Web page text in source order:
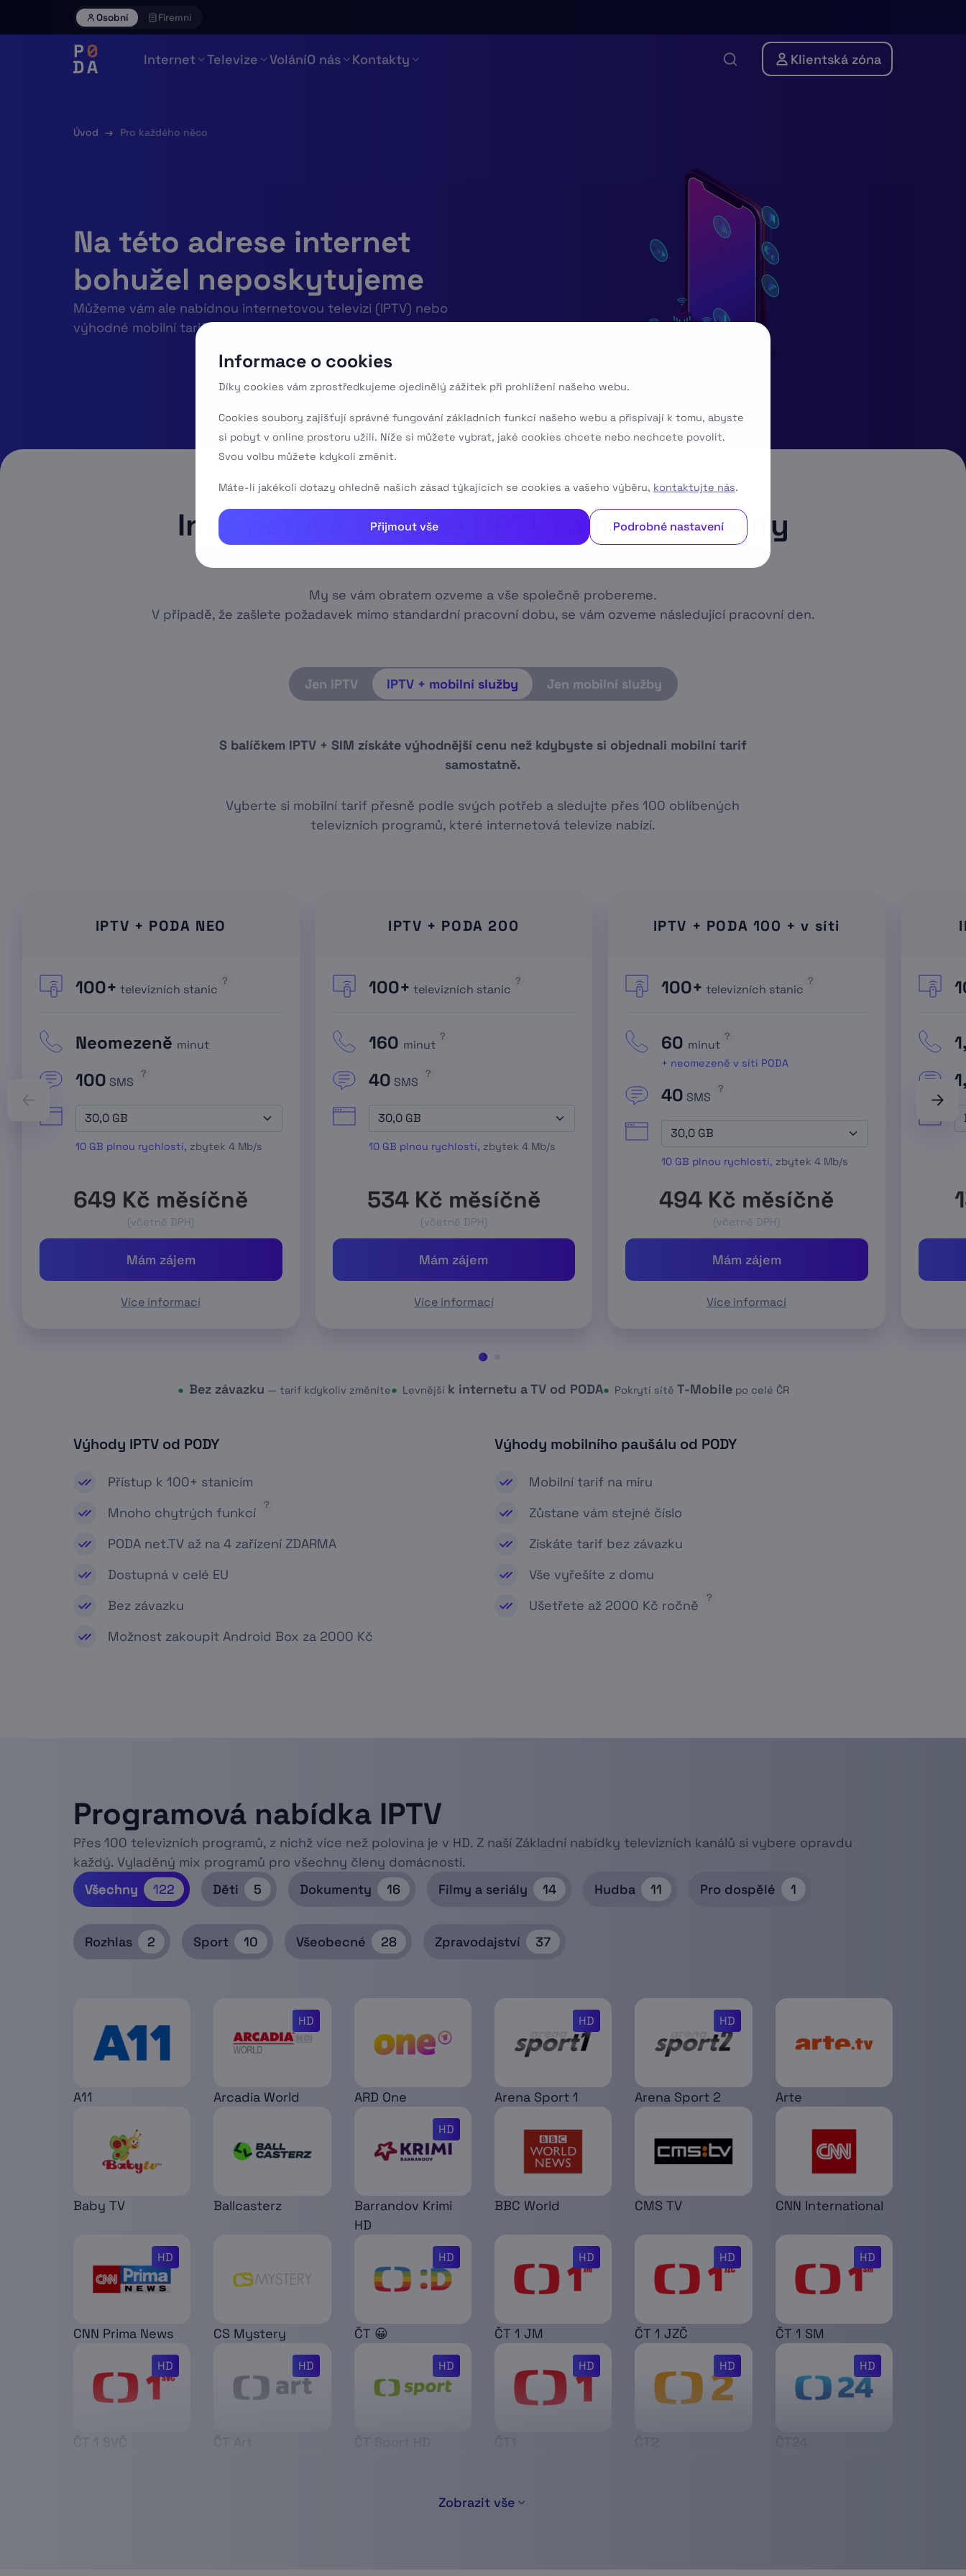
Osobní Firemní
Internet Televize VoláníO nás Kontakty Klientská zóna
Úvod → Pro každého něco
Na této adrese internet
bohužel neposkytujeme
Můžeme vám ale nabídnou internetovou televizi (IPTV) nebo
výhodné mobilní tarify. V nabídce máme pro každého něco.
Internetová televize (IPTV) a mobilní tarify
My se vám obratem ozveme a vše společně probereme.
V případě, že zašlete požadavek mimo standardní pracovní dobu, se vám ozveme následující pracovní den.
Jen IPTV IPTV + mobilní služby Jen mobilní služby
S balíčkem IPTV + SIM získáte výhodnější cenu než kdybyste si objednali mobilní tarif
samostatně.
Vyberte si mobilní tarif přesně podle svých potřeb a sledujte přes 100 oblíbených
televizních programů, které internetová televize nabízí.
IPTV + PODA NEO
100+ televizních stanic
?
Neomezeně minut
100 SMS
?
10 GB plnou rychlostí, zbytek 4 Mb/s
649 Kč měsíčně
(včetně DPH)
Mám zájem
Více informací
IPTV + PODA 200
100+ televizních stanic
?
160 minut
?
40 SMS
?
10 GB plnou rychlostí, zbytek 4 Mb/s
534Kč měsíčně
(včetně DPH)
Mám zájem
Více informací
IPTV + PODA 100 + v síti
100+ televizních stanic
?
60 minut
?
+ neomezeně v síti PODA
40 SMS
?
10 GB plnou rychlostí, zbytek 4 Mb/s
494 Kč měsíčně
(včetně DPH)
Mám zájem
Více informací
● Bez závazku — tarif kdykoliv změníte● Levnější k internetu a TV od PODA● Pokrytí sítě T-Mobilepo celé ČR
Výhody IPTV od PODY
Přístup k 100+ stanicím
Mnoho chytrých funkcí
?
PODA net.TV až na 4 zařízení ZDARMA
Dostupná v celé EU
Bez závazku
Možnost zakoupit Android Box za 2000 Kč
Výhody mobilního paušálu od PODY
Mobilní tarif na míru
Zůstane vám stejné číslo
Získáte tarif bez závazku
Vše vyřešíte z domu
Ušetřete až 2000 Kč ročně
?
Programová nabídka IPTV
Přes 100 televizních programů, z nichž více než polovina je v HD. Z naší Základní nabídky televizních kanálů si vybere opravdu
každý. Vyladěný mix programů pro všechny členy domácnosti.
Všechny
122 Děti 5 Dokumenty 16 Filmy a seriály 14 Hudba 11 Pro dospělé 1
Rozhlas 2 Sport 10 Všeobecné 28 Zpravodajství 37
A11 Arcadia World
HD
ARD One Arena Sport 1
HD
Arena Sport 2
HD
Arte
Baby TV Ballcasterz
Barrandov Krimi
HD
HD
BBC World CMS TV CNN International
CNN Prima News
HD
CS Mystery ČT 😀
HD
ČT 1 JM
HD
ČT 1 JZČ
HD
ČT 1 SM
HD
HD HD HD HD HD HD
Zobrazit vše
Informace o cookies
Díky cookies vám zprostředkujeme ojedinělý zážitek při prohlížení našeho webu.
Cookies soubory zajišťují správné fungování základních funkcí našeho webu a přispívají k tomu, abyste
si pobyt v online prostoru užili. Níže si můžete vybrat, jaké cookies chcete nebo nechcete povolit.
Svou volbu můžete kdykoli změnit.
Máte-li jakékoli dotazy ohledně našich zásad týkajících se cookies a vašeho výběru, kontaktujte nás.
Přijmout vše Podrobné nastavení